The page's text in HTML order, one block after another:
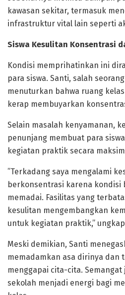
kawasan sekitar, termasuk
infrastruktur vital lain seperti
Siswa Kesulitan Konsentrasi
​Kondisi memprihatinkan ini
para siswa. Santi, salah
menuturkan bahwa ruang
kerap membuyarkan
Selain masalah kenyamanan,
penunjang membuat para
kegiatan praktik secara
​”Terkadang saya mengalami
berkonsentrasi karena kondisi
memadai. Fasilitas yang
kesulitan mengembangkan
untuk kegiatan praktik,”
​Meski demikian, Santi
memadamkan asa dirinya dan
menggapai cita-cita.
sekolah menjadi energi bagi